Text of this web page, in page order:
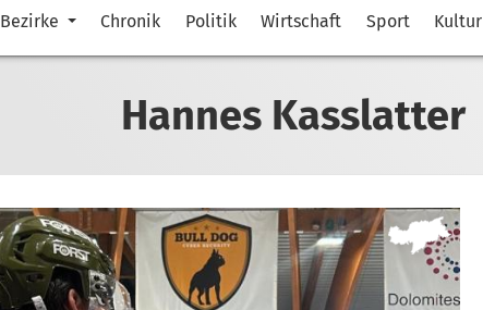
Bezirke Chronik Politik Wirtschaft Sport Kultur
Hannes Kasslatter